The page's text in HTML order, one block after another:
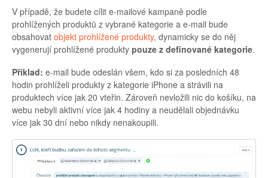
V případě, že budete cílit e-mailové kampaně podle
prohlížených produktů z vybrané kategorie a e-mail bude
obsahovat objekt prohlížené produkty, dynamicky se do něj
vygenerují prohlížené produkty pouze z definované kategorie.
Příklad: e-mail bude odeslán všem, kdo si za posledních 48
hodin prohlíželi produkty z kategorie iPhone a strávili na
produktech více jak 20 vteřin. Zároveň nevložili nic do košíku, na
webu nebyli aktivní více jak 4 hodiny a neudělali objednávku
více jak 30 dní nebo nikdy nenakoupili.